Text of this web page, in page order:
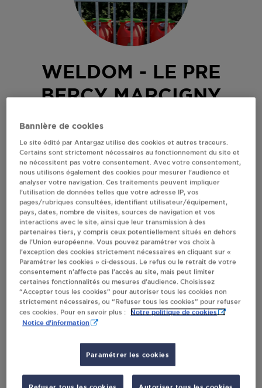
WELDOM - LE PRE
BERCY MARCIGNY
ZI SAINT NIZIER
Revendeur de bouteilles de gaz
S'Y RENDRE
AFFICHER LE TÉLÉPHONE
RECEVOIR LES COORDONNÉES DU REVENDEUR
En cliquant sur « S’y rendre », j’autorise le traitement
d’informations (dont mon adresse IP) et leur transfert hors UE
par Google Maps afin d’afficher la carte.
En savoir plus
Accès
Bannière de cookies
Le site édité par Antargaz utilise des cookies et autres traceurs.
Certains sont strictement nécessaires au fonctionnement du site et
ne nécessitent pas votre consentement. Avec votre consentement,
nous utilisons également des cookies pour mesurer l’audience et
analyser votre navigation. Ces traitements peuvent impliquer
l’utilisation de données telles que votre adresse IP, vos
pages/rubriques consultées, identifiant utilisateur/équipement,
pays, dates, nombre de visites, sources de navigation et vos
interactions avec le site, ainsi que leur transmission à des
partenaires tiers, y compris ceux potentiellement situés en dehors
de l’Union européenne. Vous pouvez paramétrer vos choix à
l’exception des cookies strictement nécessaires en cliquant sur «
Paramétrer les cookies » ci-dessous. Le refus ou le retrait de votre
consentement n’affecte pas l’accès au site, mais peut limiter
certaines fonctionnalités ou mesures d’audience. Choisissez
“Accepter tous les cookies” pour autoriser tous les cookies non
strictement nécessaires, ou “Refuser tous les cookies” pour refuser
ces cookies. Pour en savoir plus :
Notre politique de cookies
Notice d'information
Paramétrer les cookies